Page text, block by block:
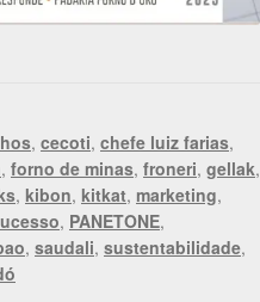
, cecoti, chefe luiz farias,
, forno de minas, froneri, gellak,
, kibon, kitkat, marketing,
, PANETONE,
, saudali, sustentabilidade,